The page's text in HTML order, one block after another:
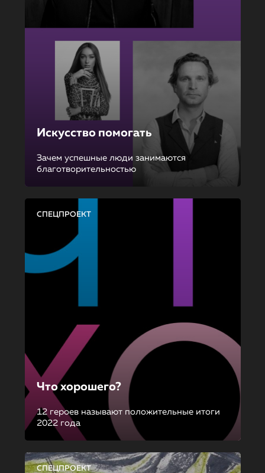
Искусство помогать
Зачем успешные люди занимаются
благотворительностью
СПЕЦПРОЕКТ
Что хорошего?
12 героев называют положительные итоги
2022 года
СПЕЦПРОЕКТ